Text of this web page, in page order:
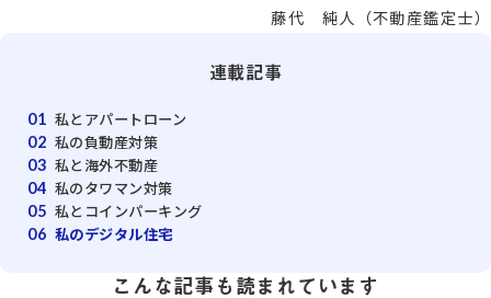
藤代 純人（不動産鑑定士）
連載記事
01 私とアパートローン
02 私の負動産対策
03 私と海外不動産
04 私のタワマン対策
05 私とコインパーキング
06 私のデジタル住宅
こんな記事も読まれています